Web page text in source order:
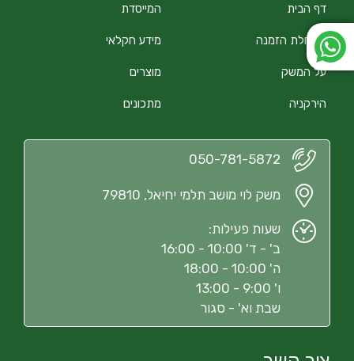
דף הבית
התחלת הזמנה
על המשק
הירקניה
המייסדת
מידע חקלאי
מוצרים
מתכונים
050-781-5872
משק לוי מושב תלמי יחיאל, 79810
שעות פעילות:
ב' - ד' 10:00 - 16:00
ה' 10:00 - 18:00
ו' 9:00 - 13:00
שבת וא' - סגור